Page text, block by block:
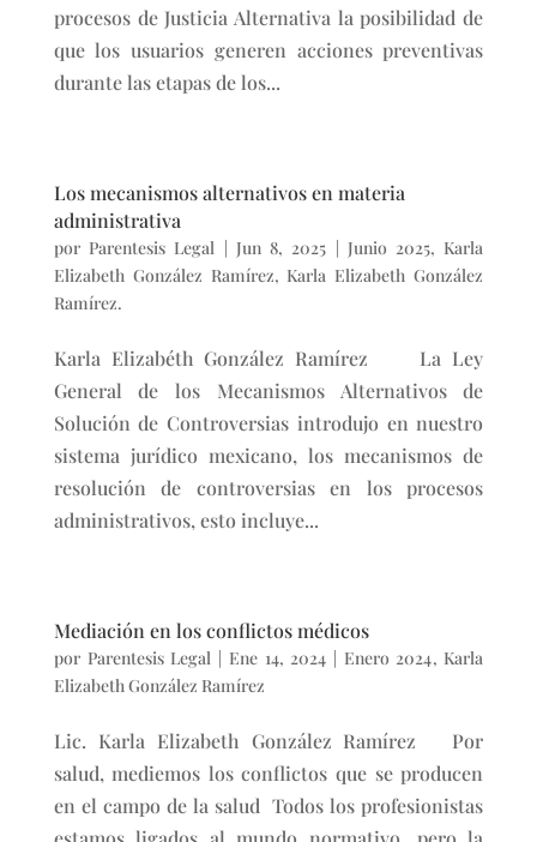
procesos de Justicia Alternativa la posibilidad de
que los usuarios generen acciones preventivas
durante las etapas de los...
Los mecanismos alternativos en materia
administrativa
por Parentesis Legal Jun 8, 2025 Junio 2025, Karla
Elizabeth González Ramírez, Karla Elizabeth González
Ramírez.
Karla Elizabéth González Ramírez La Ley
General de los Mecanismos Alternativos de
Solución de Controversias introdujo en nuestro
sistema jurídico mexicano, los mecanismos de
resolución de controversias en los procesos
administrativos, esto incluye...
Mediación en los conflictos médicos
por Parentesis Legal Ene 14, 2024 Enero 2024, Karla
Elizabeth González Ramírez
Lic. Karla Elizabeth González Ramírez Por
salud, mediemos los conflictos que se producen
en el campo de la salud Todos los profesionistas